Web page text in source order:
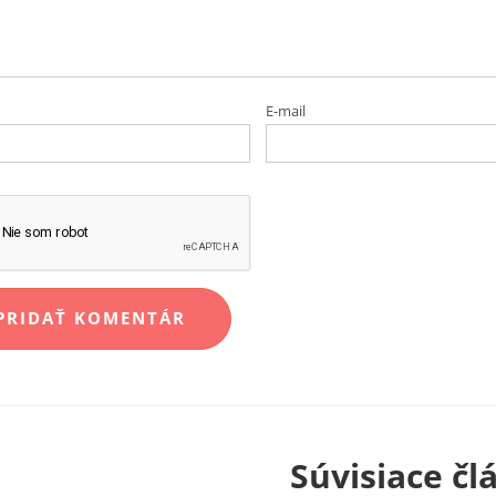
E-mail
Súvisiace